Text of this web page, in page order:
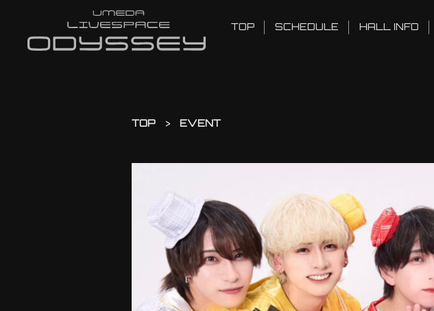
TOP SCHEDULE HALL INFO
TOP EVENT